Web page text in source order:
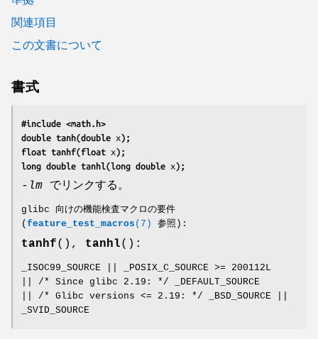
関連項目
この文書について
書式
#include <math.h>
double tanh(double x);
float tanhf(float x);
long double tanhl(long double x);
-lm でリンクする。
glibc 向けの機能検査マクロの要件
( feature_test_macros (7) 参照):
tanhf(), tanhl():
_ISOC99_SOURCE || _POSIX_C_SOURCE >= 200112L
|| /* Since glibc 2.19: */ _DEFAULT_SOURCE
|| /* Glibc versions <= 2.19: */ _BSD_SOURCE ||
_SVID_SOURCE